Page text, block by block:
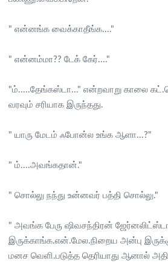
" என்னங்க வைக்காதீங்க...."
" என்னம்மா?? டேக் கேர்...."
"ம்.....தேங்கஸ்டா..." என்றவாறு காலை
வரவும் சரியாக இருந்தது.
" யாரு மேடம் ஃபோன்ல உங்க ஆளா...?"
" ம்....அவங்கதான்."
" சொல்லு நந்து உன்னவர் பத்தி சொல்லு."
" அவங்க பேரு ஷிவசந்திரன்
இருக்காங்க.என்.மேல.நிறைய அன்பு
மனச வெளி.படுத்த தெரியாது ஆனால்